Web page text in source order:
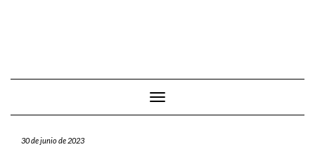
Cambiar modo de navegación
30 de junio de 2023